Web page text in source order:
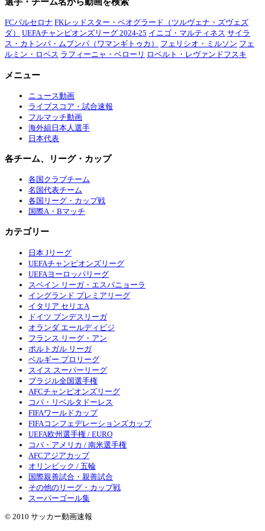
FCバルセロナ FKレッドスター・ベオグラード（ツルヴェナ・ズヴェズ
ダ）
UEFAチャンピオンズリーグ 2024-25 イニゴ・マルティネス サイラ
ス・カトンパ・ムブンパ（ワマンギトゥカ）
フェリシオ・ミルソン フェ
ルミン・ロペス ラフィーニャ・ベローリ ロベルト・レヴァンドフスキ
メニュー
ニュース動画
ライブスコア・試合速報
フルマッチ動画
海外組日本人選手
日本代表
各チーム、リーグ・カップ
各国クラブチーム
名国代表チーム
各国リーグ・カップ戦
国際A・Bマッチ
カテゴリー
日本 Jリーグ
UEFAチャンピオンズリーグ
UEFAヨーロッパリーグ
スペイン リーガ・エスパニョーラ
イングランド プレミアリーグ
イタリア セリエA
ドイツ ブンデスリーガ
オランダ エールディビジ
フランス リーグ・アン
ポルトガル リーガ
ベルギー プロリーグ
スイス スーパーリーグ
ブラジル全国選手権
AFCチャンピオンズリーグ
コパ・リベルタドーレス
FIFAワールドカップ
FIFAコンフェデレーションズカップ
UEFA欧州選手権 / EURO
コパ・アメリカ / 南米選手権
AFCアジアカップ
オリンピック / 五輪
国際親善試合・親善試合
その他のリーグ・カップ戦
スーパーゴール集
© 2010 サッカー動画速報